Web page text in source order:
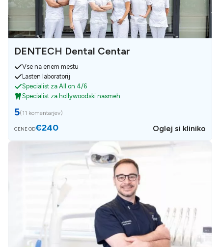
DENTECH Dental Centar
Vse na enem mestu
Lasten laboratorij
Specialist za All on 4/6
Specialist za hollywoodski nasmeh
5(11 komentarjev)
CENE OD€240 Oglej si kliniko